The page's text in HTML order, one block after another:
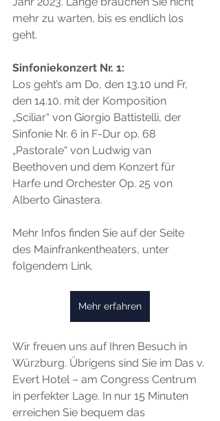
mehr zu warten, bis es endlich los
geht.
Sinfoniekonzert Nr. 1:
Los geht’s am Do, den 13.10 und Fr,
den 14.10. mit der Komposition
„Sciliar“ von Giorgio Battistelli, der
Sinfonie Nr. 6 in F-Dur op. 68
„Pastorale“ von Ludwig van
Beethoven und dem Konzert für
Harfe und Orchester Op. 25 von
Alberto Ginastera.
Mehr Infos finden Sie auf der Seite
des Mainfrankentheaters, unter
folgendem Link.
Mehr erfahren
Wir freuen uns auf Ihren Besuch in
Würzburg. Übrigens sind Sie im Das v.
Evert Hotel – am Congress Centrum
in perfekter Lage. In nur 15 Minuten
erreichen Sie bequem das